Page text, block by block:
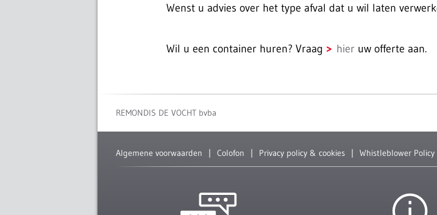
Wenst u advies over het type afval dat u wil laten
Wil u een container huren? Vraag hier uw offerte aan.
REMONDIS DE VOCHT bvba
Algemene voorwaarden Colofon Privacy policy & cookies Whistleblower Policy